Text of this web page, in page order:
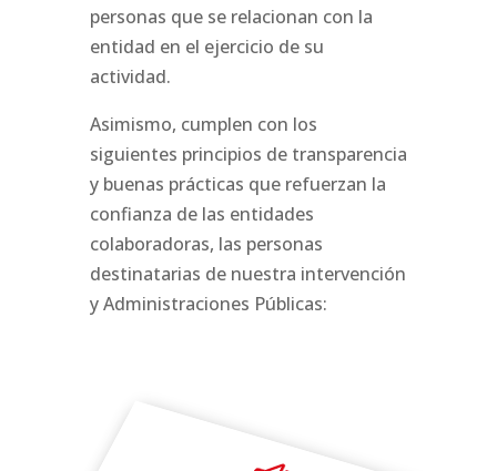
personas que se relacionan con la
entidad en el ejercicio de su
actividad.
Asimismo, cumplen con los
siguientes principios de transparencia
y buenas prácticas que refuerzan la
confianza de las entidades
colaboradoras, las personas
destinatarias de nuestra intervención
y Administraciones Públicas: